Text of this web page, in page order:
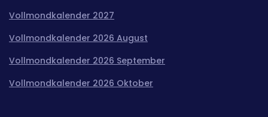
Vollmondkalender 2027
Vollmondkalender 2026 August
Vollmondkalender 2026 September
Vollmondkalender 2026 Oktober